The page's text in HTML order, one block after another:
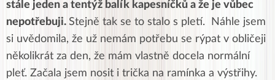
stále jeden a tentýž balík kapesníčků a že je vůbec
nepotřebuji. Stejně tak se to stalo s pletí. Náhle jsem
si uvědomila, že už nemám potřebu se rýpat v obličeji
několikrát za den, že mám vlastně docela normální
pleť. Začala jsem nosit i trička na ramínka a výstřihy.